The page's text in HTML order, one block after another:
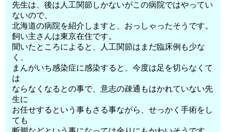
先生は、後は人工関節しかないがこの病院ではやってい
ないので、
北海道の病院を紹介しますと、おっしゃったそうです。
飼い主さんは東京在住です。
聞いたところによると、人工関節はまだ臨床例も少な
く、
まんがいち感染症に感染すると、今度は足を切らなくて
は
ならなくなるとの事で、意志の疎通もはかれていない先
生に
お任せするという事もさる事ながら、せっかく手術をし
ても